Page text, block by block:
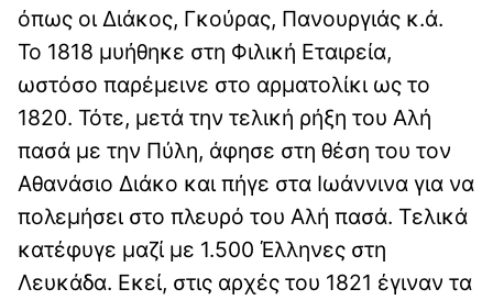
όπως οι Διάκος, Γκούρας, Πανουργιάς κ.ά.
Το 1818 μυήθηκε στη Φιλική Εταιρεία,
ωστόσο παρέμεινε στο αρματολίκι ως το
1820. Τότε, μετά την τελική ρήξη του Αλή
πασά με την Πύλη, άφησε στη θέση του τον
Αθανάσιο Διάκο και πήγε στα Ιωάννινα για να
πολεμήσει στο πλευρό του Αλή πασά. Τελικά
κατέφυγε μαζί με 1.500 Έλληνες στη
Λευκάδα. Εκεί, στις αρχές του 1821 έγιναν τα